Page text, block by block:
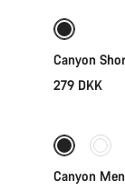
Canyon
279 DKK
Canyon
du brug for